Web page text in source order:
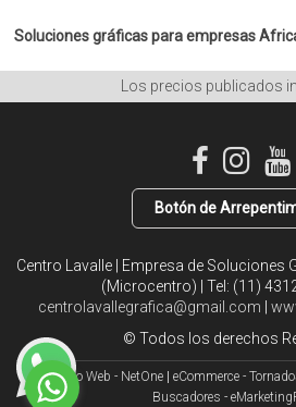
Soluciones gráficas para empresas
Los precios publicados
Botón de
Centro Lavalle | Empresa de Soluciones
(Microcentro) | Tel: (11)
centrolavallegrafica@gmail.com |
© Todos los derechos
Diseño Web - NetOne | eCommerce -
Buscadores -